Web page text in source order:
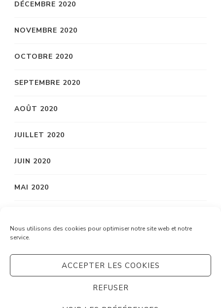
Nous utilisons des cookies pour optimiser notre site web et notre
service.
ACCEPTER LES COOKIES
REFUSER
DÉCEMBRE 2020
NOVEMBRE 2020
OCTOBRE 2020
SEPTEMBRE 2020
AOÛT 2020
JUILLET 2020
JUIN 2020
MAI 2020
MARS 2020
Système C. Tous droits réservés.
Vilva | Développé parBlossom Themes. Propulsé par